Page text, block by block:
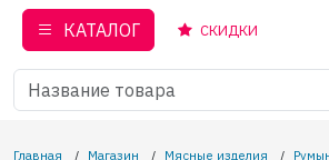
КАТАЛОГ СКИДКИ
Главная / Магазин / Мясные изделия /